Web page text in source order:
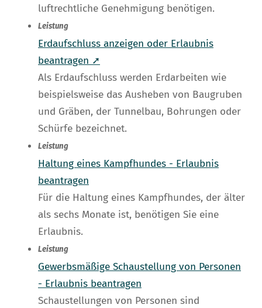
luftrechtliche Genehmigung benötigen.
Leistung
Erdaufschluss anzeigen oder Erlaubnis
beantragen ➚
Als Erdaufschluss werden Erdarbeiten wie
beispielsweise das Ausheben von Baugruben
und Gräben, der Tunnelbau, Bohrungen oder
Schürfe bezeichnet.
Leistung
Haltung eines Kampfhundes - Erlaubnis
beantragen
Für die Haltung eines Kampfhundes, der älter
als sechs Monate ist, benötigen Sie eine
Erlaubnis.
Leistung
Gewerbsmäßige Schaustellung von Personen
- Erlaubnis beantragen
Schaustellungen von Personen sind